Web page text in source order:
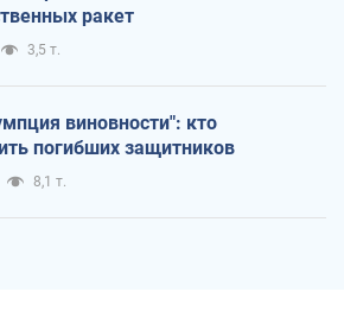
ракет
3,5 т.
виновности": кто
погибших защитников
8,1 т.